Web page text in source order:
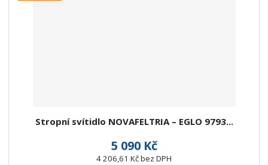
Stropní svítidlo NOVAFELTRIA – EGLO 9793...
5 090 Kč
4 206,61 Kč bez DPH